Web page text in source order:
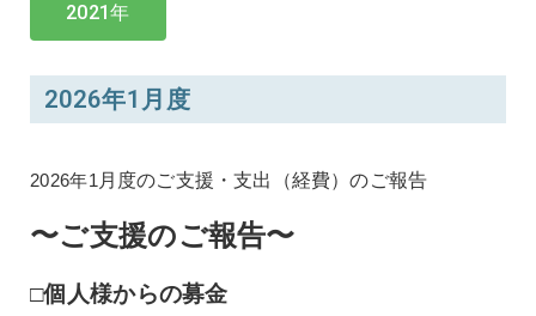
2021年
2026年1月度
2026年1 月度のご支援・支出（経費）のご報告
〜ご支援のご報告〜
□個人様からの募金